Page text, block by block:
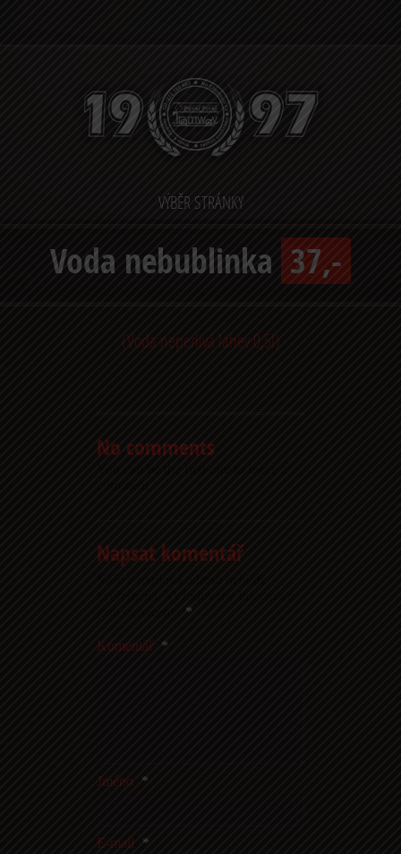
VÝBĚR STRÁNKY
Voda nebublinka 37,-
(Voda neperlivá láhev 0,5l)
No comments
Napsat komentář
*
Komentář *
Jméno *
E-mail *